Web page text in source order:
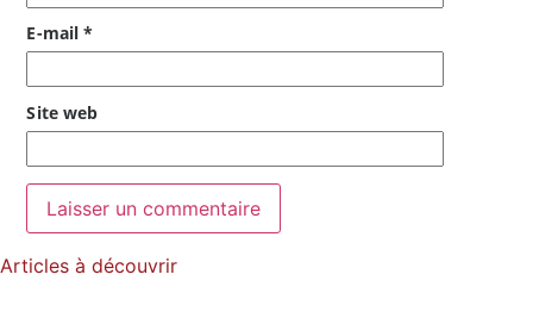
E-mail*
Site web
Articles à découvrir